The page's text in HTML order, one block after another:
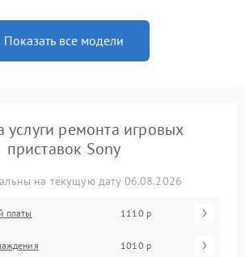
Показать все модели
ремонта игровых
приставок Sony
на текущую дату 06.08.2026
платы 1110 р
1010 р